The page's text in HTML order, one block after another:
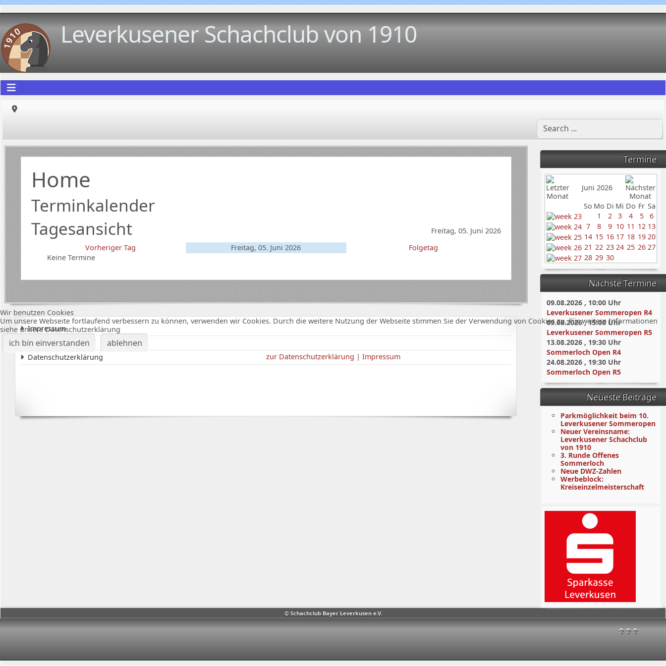
Leverkusener Schachclub von 1910
© Schachclub Bayer Leverkusen e.V.
↑↑↑
Termine
Juni 2026
So Mo Di Mi Do Fr Sa
1
2 3 4 5
6
7
8 9 10 11 12 13
14 15 16 17 18 19 20
21 22 23 24 25 26 27
28 29 30
Nächste Termine
09.08.2026, 10:00Uhr
Leverkusener Sommeropen R4
09.08.2026,15:00Uhr
Leverkusener Sommeropen R5
13.08.2026, 19:30Uhr
Sommerloch Open R4
24.08.2026, 19:30Uhr
Sommerloch Open R5
Neueste Beiträge
Parkmöglichkeit beim 10.
Leverkusener Sommeropen
Neuer Vereinsname:
Leverkusener Schachclub
von 1910
3. Runde Offenes
Sommerloch
Neue DWZ-Zahlen
Werbeblock:
Kreiseinzelmeisterschaft
Home
Terminkalender
Tagesansicht
Freitag, 05. Juni 2026
Vorheriger Tag
Freitag, 05. Juni 2026
Folgetag
Keine Termine
Impressum
Karte Bürgerhalle
Datenschutzerklärung
Wir benutzen Cookies
Um unsere Webseite fortlaufend verbessern zu können, verwenden wir Cookies. Durch die weitere Nutzung der Webseite stimmen Sie der Verwendung von Cookies zu. Für weitere Informationen
siehe unsere Datenschutzerklärung
ich bin einverstanden ablehnen
zur Datenschutzerklärung | Impressum